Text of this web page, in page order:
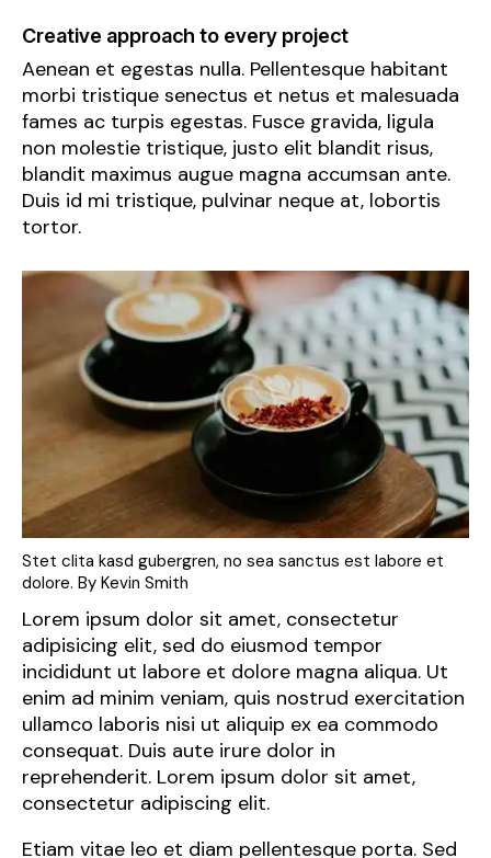
Creative approach to every project
Aenean et egestas nulla. Pellentesque habitant
morbi tristique senectus et netus et malesuada
fames ac turpis egestas. Fusce gravida, ligula
non molestie tristique, justo elit blandit risus,
blandit maximus augue magna accumsan ante.
Duis id mi tristique, pulvinar neque at, lobortis
tortor.
Stet clita kasd gubergren, no sea sanctus est labore et
dolore. By Kevin Smith
Lorem ipsum dolor sit amet, consectetur
adipisicing elit, sed do eiusmod tempor
incididunt ut labore et dolore magna aliqua. Ut
enim ad minim veniam, quis nostrud exercitation
ullamco laboris nisi ut aliquip ex ea commodo
consequat. Duis aute irure dolor in
reprehenderit. Lorem ipsum dolor sit amet,
consectetur adipiscing elit.
Etiam vitae leo et diam pellentesque porta. Sed